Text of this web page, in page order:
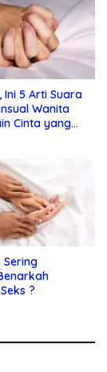
Ini 5 Arti Suara
Wanita
Cinta yang
Sering
?